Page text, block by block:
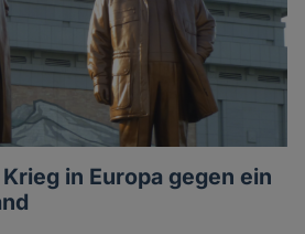
in Europa gegen ein